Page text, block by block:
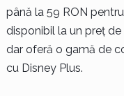
până la 59 RON
disponibil la un preț
dar oferă o gamă de
cu Disney Plus.